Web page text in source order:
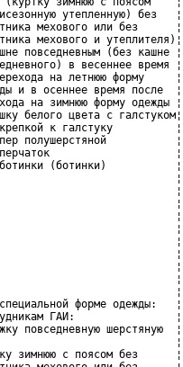
утепленную) без   ¦
мехового или без      ¦
мехового и утеплителя)¦
повседневным (без кашне ¦
в весеннее время ¦
на летнюю форму     ¦
и в осеннее время после  ¦
на зимнюю форму одежды ¦
белого цвета с галстуком¦
к галстуку          ¦
полушерстяной           ¦
перчаток                    ¦
(ботинки)           ¦
¦                                ¦
¦                                ¦
¦                                ¦
¦                                ¦
¦                                ¦
¦                                ¦
¦                                ¦
¦                                ¦
¦                                ¦
¦
форме одежды:   ¦
ГАИ:                ¦
повседневную шерстяную  ¦
¦
зимнюю с поясом без      ¦